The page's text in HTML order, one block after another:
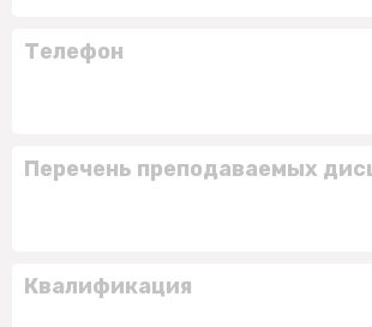
Телефон
Перечень преподаваемых
Квалификация